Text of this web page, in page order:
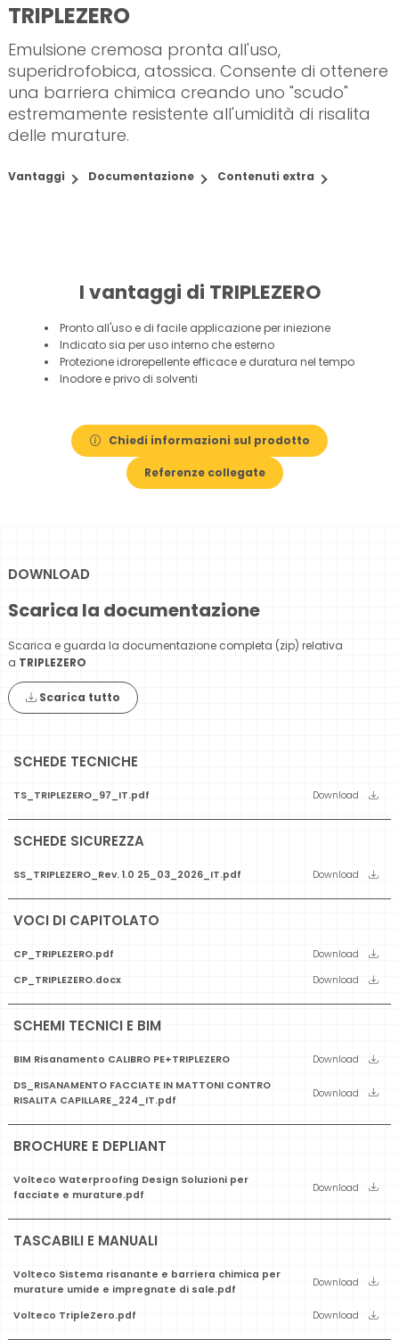
TRIPLEZERO
Emulsione cremosa pronta all'uso,
superidrofobica, atossica. Consente di ottenere
una barriera chimica creando uno "scudo"
estremamente resistente all'umidità di risalita
delle murature.
Vantaggi Documentazione Contenuti extra
I vantaggi di TRIPLEZERO
Pronto all'uso e di facile applicazione per iniezione
Indicato sia per uso interno che esterno
Protezione idrorepellente efficace e duratura nel tempo
Inodore e privo di solventi
Chiedi informazioni sul prodotto
Referenze collegate
DOWNLOAD
Scarica la documentazione
Scarica e guarda la documentazione completa (zip) relativa
a TRIPLEZERO
Scarica tutto
SCHEDE TECNICHE
TS_TRIPLEZERO_97_IT.pdf Download
SCHEDE SICUREZZA
SS_TRIPLEZERO_Rev. 1.0 25_03_2026_IT.pdf Download
VOCI DI CAPITOLATO
CP_TRIPLEZERO.pdf
Download
CP_TRIPLEZERO.docx
Download
SCHEMI TECNICI E BIM
BIM Risanamento CALIBRO PE+TRIPLEZERO
Download
DS_RISANAMENTO FACCIATE IN MATTONI CONTRO
RISALITA CAPILLARE_224_IT.pdf
Download
BROCHURE E DEPLIANT
Volteco Waterproofing Design Soluzioni per
facciate e murature.pdf
Download
TASCABILI E MANUALI
Volteco Sistema risanante e barriera chimica per
murature umide e impregnate di sale.pdf
Download
Volteco TripleZero.pdf Download